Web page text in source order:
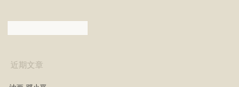
近期文章